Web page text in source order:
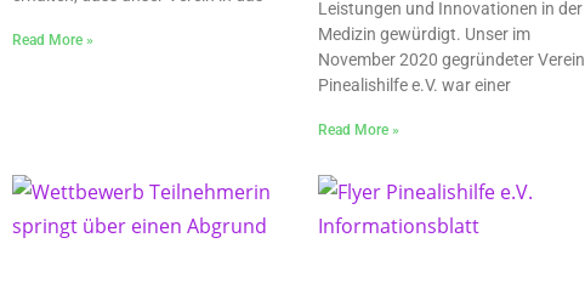
Read More »
Leistungen und Innovationen in der
Medizin gewürdigt. Unser im
November 2020 gegründeter Verein
Pinealishilfe e.V. war einer
Read More »